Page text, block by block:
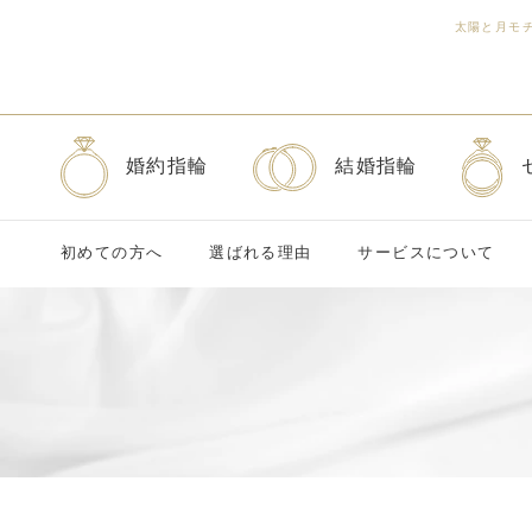
太陽と月モ
婚約指輪 結婚指輪
初めての方へ 選ばれる理由 サービスについて